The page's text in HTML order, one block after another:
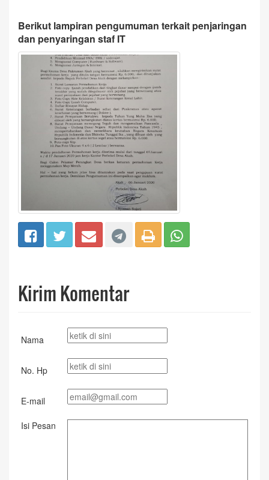
Berikut lampiran pengumuman terkait penjaringan
dan penyaringan staf IT
Kirim Komentar
Nama
No. Hp
E-mail
Isi Pesan